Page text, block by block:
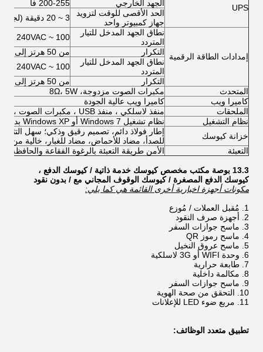
UPS الجهد الخارجي
200-255 فا
الحد الأقصى للوقت لتزويد
جهاز كمبيوتر واحد
3 ~ 20 دقيقة (لجهاز كمبيوتر واحد)
إمدادات الطاقة الرقمية
نطاق الجهد المدخل للتيار
المتردد
100 ~ 240VAC
التكرار
من 50 هرتز إلى 60 هرتز
نطاق الجهد المدخل للتيار
المتردد
100 ~ 240VAC
التكرار
من 50 هرتز إلى 60 هرتز
المتحدث
مكبرات الصوت مزدوجة، 8Ω، 5W
كاميرا ويب
كاميرا ويب عالية الجودة
الملحقات
منفذ لاسلكي ، منفذ USB ، مكبرات الصوت ، مروحة ، كابلات ، مسامير ، الخ
نظام التشغيل
نظام تشغيل Windows 7 أو Windows XP بدون ترخيص
خزانة كيوسك
إطار فولاذ دائم، تصميم رقيق وذكي؛ سهل
للصدأ، مضاد للأحماض، مضاد للغبار، خالية من
التعبئة
الأمن طريقة التعبئة بالرغوة الفقاعة والحافظة
13.3 بوصة مكتب مخصص كيوسك خدمة ذاتية / كيوسك الدفع ،
كيوسك الدفع المصغرة / كيوسك الوقوف المجاني مع / بدون نقود
مكونات أجهزة اخيارية أخرى القائمة هي كما يلي:
مُقبل العملات / مُوزع
أجهزة صرف النقود
ماسح جوازات السفر
ماسح رموز QR
ماسح عروق النخيل
وحدة WIFI أو 3G لاسلكية
طابعة حرارية
مكالمة داخلية
ماسح جوازات السفر
التحقق من صحة الهوية
مربع ضوء LED للإعلانات
تطبيق متعدد الوظائف: